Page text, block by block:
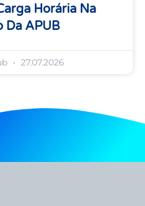
Horária Na
Da APUB
27.07.2026